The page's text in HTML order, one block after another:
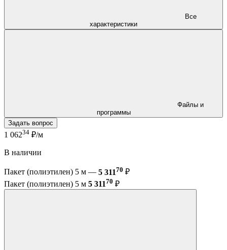
характеристики
программы
Задать вопрос
1 06234 ₽/м
В наличии
Пакет (полиэтилен) 5 м — 5 31170 ₽
Пакет (полиэтилен) 5 м 5 31170 ₽